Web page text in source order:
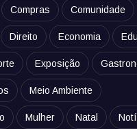
Compras Comunidade
Direito Economia
Exposição
Meio Ambiente
Mulher Natal